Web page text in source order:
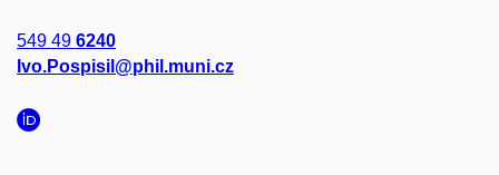
549 49 6240
Ivo.Pospisil@phil.muni.cz